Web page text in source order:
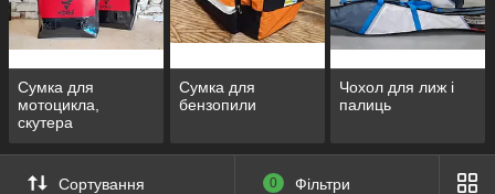
Сумка для
мотоцикла,
скутера
Сумка для
бензопили
Чохол для лиж і
палиць
Сортування 0 Фільтри